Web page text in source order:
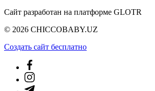
Сайт разработан на платформе GLOTR
© 2026 CHICCOBABY.UZ
Создать cайт бесплатно